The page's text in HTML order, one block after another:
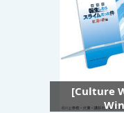
[Culture